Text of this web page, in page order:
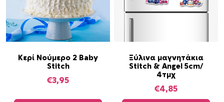
Κερί Νούμερο 2 Baby
Stitch
€3,95
Ξύλινα μαγνητάκια
Stitch & Angel 5cm/
4τμχ
€4,85